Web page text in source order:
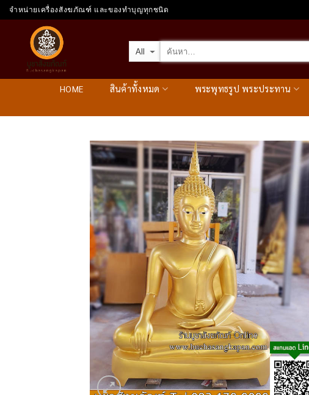
Skip
to
content
จำหน่ายเครื่องสังฆภัณฑ์ และของทำบุญทุกชนิด
HOME สินค้าทั้งหมด พระพุทธรูป พระประทาน